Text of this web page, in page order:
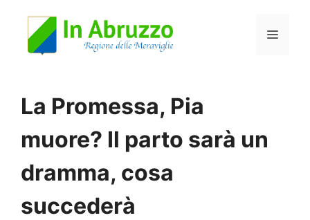
Menu
La Promessa, Pia
muore? Il parto sarà un
dramma, cosa
succederà